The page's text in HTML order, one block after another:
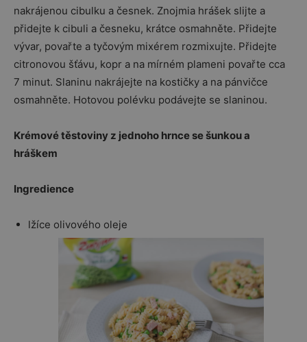
nakrájenou cibulku a česnek. Znojmia hrášek slijte a
přidejte k cibuli a česneku, krátce osmahněte. Přidejte
vývar, povařte a tyčovým mixérem rozmixujte. Přidejte
citronovou šťávu, kopr a na mírném plameni povařte cca
7 minut. Slaninu nakrájejte na kostičky a na pánvičce
osmahněte. Hotovou polévku podávejte se slaninou.
Krémové těstoviny z jednoho hrnce se šunkou a
hráškem
Ingredience
lžíce olivového oleje